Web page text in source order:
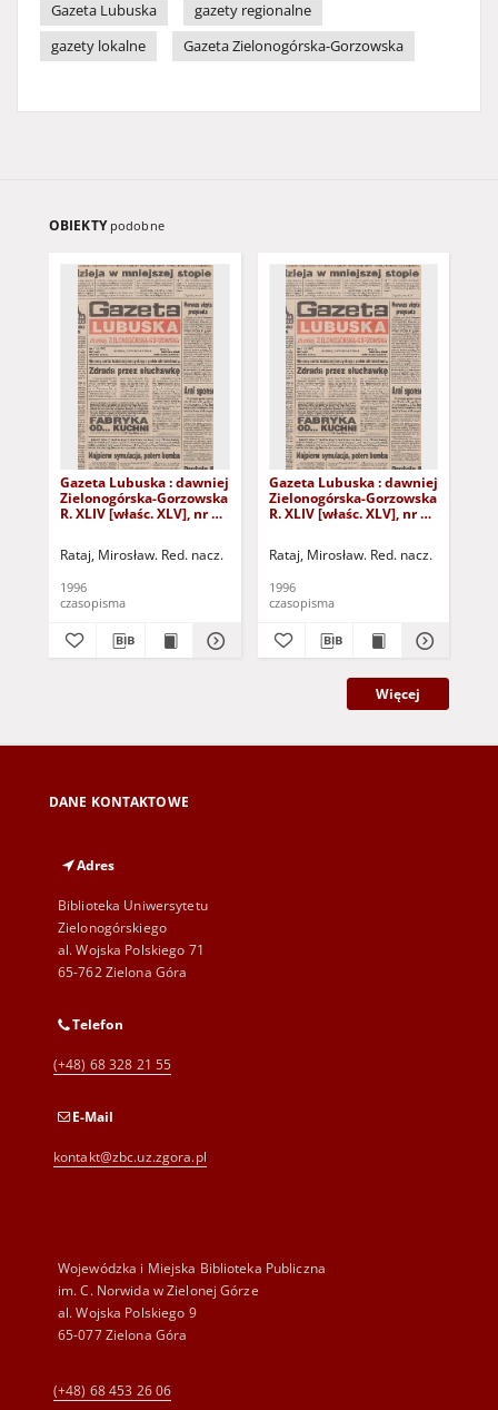
Gazeta Lubuska
gazety regionalne
gazety lokalne
Gazeta Zielonogórska-Gorzowska
OBIEKTY podobne
Gazeta Lubuska : dawniej
Zielonogórska-Gorzowska
R. XLIV [właśc. XLV], nr 52
Rataj, Mirosław. Red. nacz.
1996
czasopisma
Gazeta Lubuska : dawniej
Zielonogórska-Gorzowska
R. XLIV [właśc. XLV], nr 46
Rataj, Mirosław. Red. nacz.
1996
czasopisma
Więcej
DANE KONTAKTOWE
Adres
Biblioteka Uniwersytetu
Zielonogórskiego
al. Wojska Polskiego 71
65-762 Zielona Góra
Telefon
(+48) 68 328 21 55
E-Mail
kontakt@zbc.uz.zgora.pl
Wojewódzka i Miejska Biblioteka Publiczna
im. C. Norwida w Zielonej Górze
al. Wojska Polskiego 9
65-077 Zielona Góra
(+48) 68 453 26 06